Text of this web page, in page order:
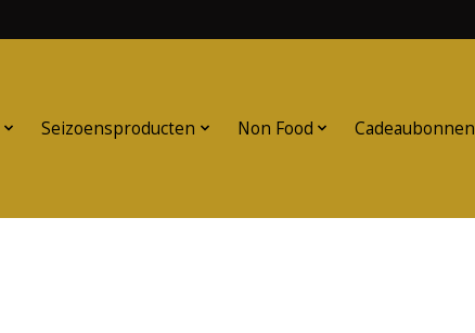
Seizoensproducten Non Food Cadeaubonnen